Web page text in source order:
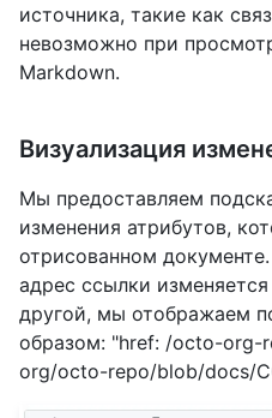
источника, такие как
невозможно при
Markdown.
Визуализация
Мы предоставляем
изменения атрибутов,
отрисованном
адрес ссылки
другой, мы отображаем
образом: "href: /octo-org-
org/octo-repo/blob/docs/